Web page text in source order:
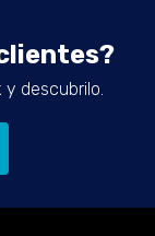
y descubrilo.